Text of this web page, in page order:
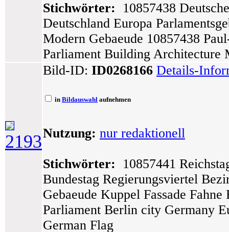
Stichwörter: 10857438
Deutschland Europa
Modern Gebaeude 10857438
Parliament Building Architecture
2193
Bild-ID: ID0268166 Details-
in Bildauswahl aufnehmen
Nutzung: nur redaktionell
Stichwörter: 10857441
Bundestag Regierungsviertel
Gebaeude Kuppel Fassade
Parliament Berlin city Germany
German Flag